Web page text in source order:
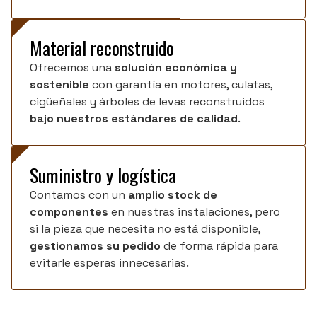
Material reconstruido
Ofrecemos una solución económica y
sostenible con garantía en motores, culatas,
cigüeñales y árboles de levas reconstruidos
bajo nuestros estándares de calidad.
Suministro y logística
Contamos con un amplio stock de
componentes en nuestras instalaciones, pero
si la pieza que necesita no está disponible,
gestionamos su pedido de forma rápida para
evitarle esperas innecesarias.